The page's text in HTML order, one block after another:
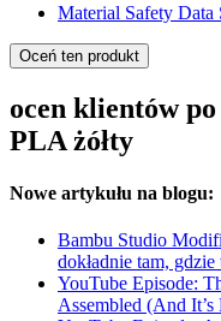
Material Safety Data
Oceń ten produkt
ocen klientów
PLA żółty
Nowe artykułu na blogu:
Bambu Studio
dokładnie tam,
YouTube Episode:
Assembled (And It’s